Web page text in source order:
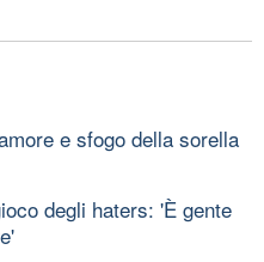
e sfogo della sorella
degli haters: 'È gente